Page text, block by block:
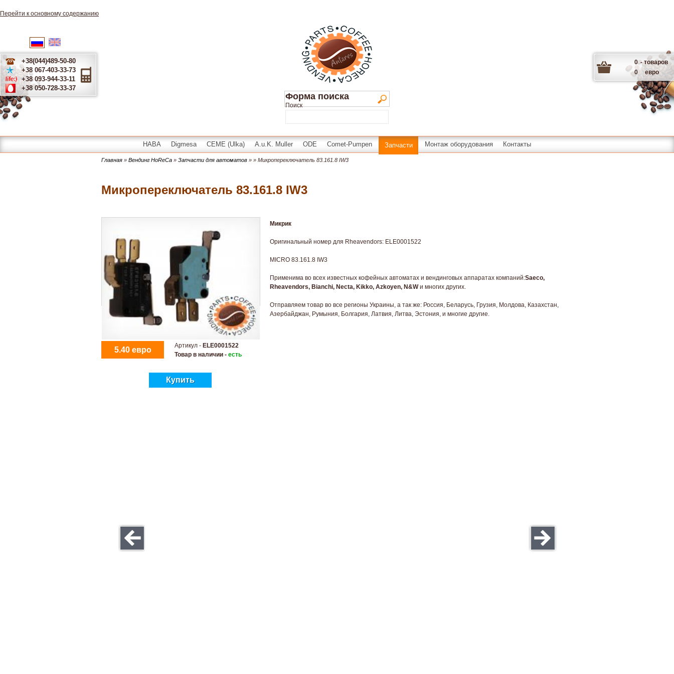
Перейти к основному содержанию
Русский
+38(044)489-50-80
+38 067-403-33-73
+38 093-944-33-11
+38 050-728-33-37
0 - товаров
0
евро
Форма поиска
Поиск
HABA Digmesa CEME (Ulka) A.u.K. Muller ODE Comet-Pumpen Запчасти Монтаж оборудования Контакты
Главная » Вендинг HoReCa » Запчасти для автоматов » » Микропереключатель 83.161.8 IW3
Микропереключатель 83.161.8 IW3
5.40 евро Артикул - ELE0001522
Товар в наличии - есть
Купить
Микрик
Оригинальный номер для Rheavendors: ELE0001522
MICRO 83.161.8 IW3
Применима во всех известных кофейных автоматах и вендинговых аппаратах компаний:Saeco,
Rheavendors, Bianchi, Necta, Kikko, Azkoyen, N&Wи многих других.
Отправляем товар во все регионы Украины, а так же: Россия, Беларусь, Грузия, Молдова, Казахстан,
Азербайджан, Румыния, Болгария, Латвия, Литва, Эстония, и многие другие.